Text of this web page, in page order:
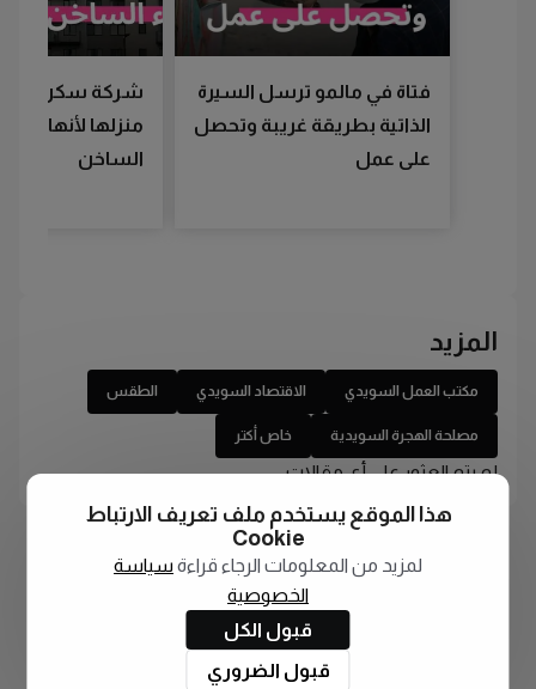
فتاة في مالمو ترسل السيرة
الذاتية بطريقة غريبة وتحصل
على عمل
شركة سكن
منزلها لأنها لم
الساخن
المزيد
مكتب العمل السويدي الاقتصاد السويدي الطقس
مصلحة الهجرة السويدية خاص أكتر
لم يتم العثور على أي مقالات
هذا الموقع يستخدم ملف تعريف الارتباط
Cookie
لمزيد من المعلومات الرجاء قراءة سياسة
الخصوصية
قبول الكل
قبول الضروري